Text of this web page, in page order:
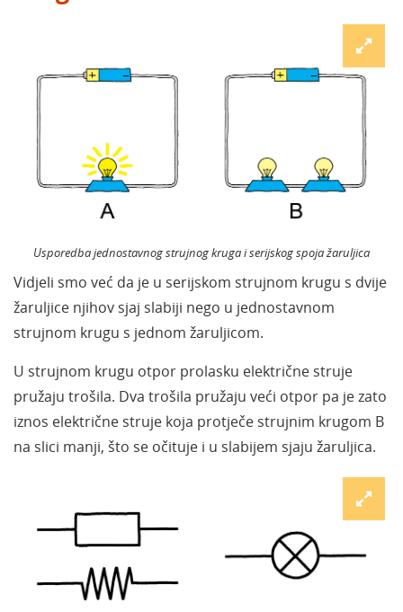
Usporedba jednostavnog strujnog kruga i serijskog spoja žaruljica
Vidjeli smo već da je u serijskom strujnom krugu s dvije
žaruljice njihov sjaj slabiji nego u jednostavnom
strujnom krugu s jednom žaruljicom.
U strujnom krugu otpor prolasku električne struje
pružaju trošila. Dva trošila pružaju veći otpor pa je zato
iznos električne struje koja protječe strujnim krugom B
na slici manji, što se očituje i u slabijem sjaju žaruljica.